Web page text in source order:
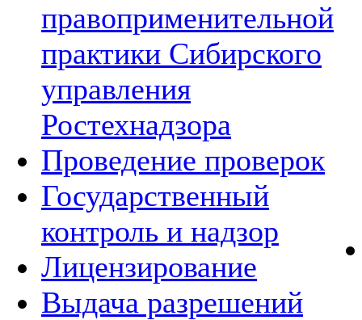
правоприменительной
практики Сибирского
управления
Ростехнадзора
Проведение проверок
Государственный
контроль и надзор
Лицензирование
Выдача разрешений